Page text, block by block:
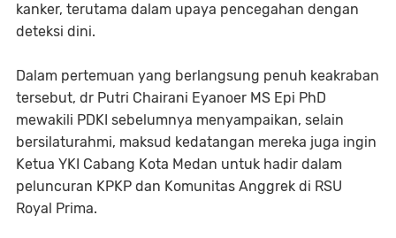
kanker, terutama dalam upaya pencegahan dengan
deteksi dini.
Dalam pertemuan yang berlangsung penuh keakraban
tersebut, dr Putri Chairani Eyanoer MS Epi PhD
mewakili PDKI sebelumnya menyampaikan, selain
bersilaturahmi, maksud kedatangan mereka juga ingin
Ketua YKI Cabang Kota Medan untuk hadir dalam
peluncuran KPKP dan Komunitas Anggrek di RSU
Royal Prima.